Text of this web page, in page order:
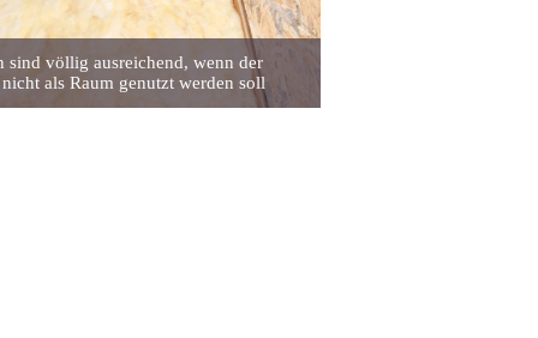
sind völlig ausreichend, wenn der
als Raum genutzt werden soll